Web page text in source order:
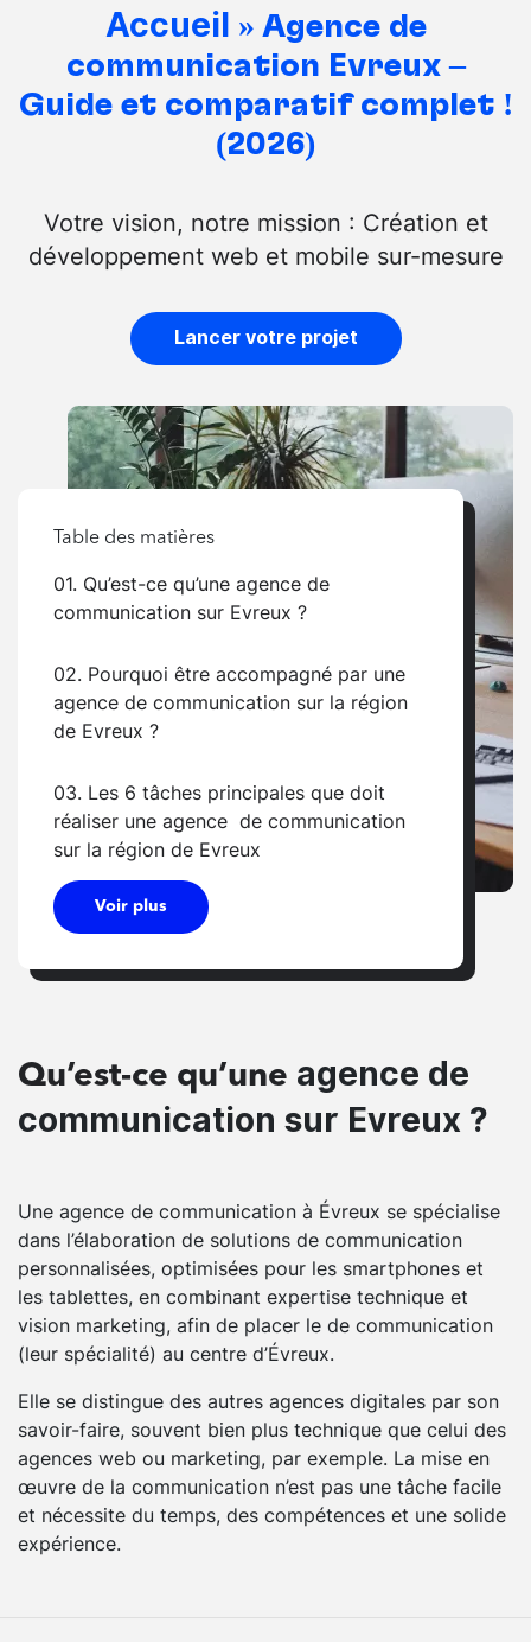
Accueil » Agence de
communication Evreux –
Guide et comparatif complet !
(2026)
Votre vision, notre mission : Création et
développement web et mobile sur-mesure
Lancer votre projet
Table des matières
01. Qu’est-ce qu’une agence de
communication sur Evreux ?
02. Pourquoi être accompagné par une
agence de communication sur la région
de Evreux ?
03. Les 6 tâches principales que doit
réaliser une agence de communication
sur la région de Evreux
Voir plus
Qu’est-ce qu’une agence de
communication sur Evreux ?
Une agence de communication à Évreux se spécialise
dans l’élaboration de solutions de communication
personnalisées, optimisées pour les smartphones et
les tablettes, en combinant expertise technique et
vision marketing, afin de placer le de communication
(leur spécialité) au centre d’Évreux.
Elle se distingue des autres agences digitales par son
savoir-faire, souvent bien plus technique que celui des
agences web ou marketing, par exemple. La mise en
œuvre de la communication n’est pas une tâche facile
et nécessite du temps, des compétences et une solide
expérience.